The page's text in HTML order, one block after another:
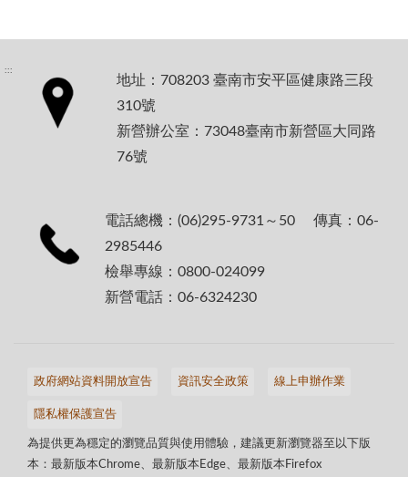
:::
地址：708203 臺南市安平區健康路三段
310號
新營辦公室：73048臺南市新營區大同路
76號
電話總機：(06)295-9731～50 傳真：06-
2985446
檢舉專線：0800-024099
新營電話：06-6324230
政府網站資料開放宣告 資訊安全政策 線上申辦作業
隱私權保護宣告
為提供更為穩定的瀏覽品質與使用體驗，建議更新瀏覽器至以下版
本：最新版本Chrome、最新版本Edge、最新版本Firefox